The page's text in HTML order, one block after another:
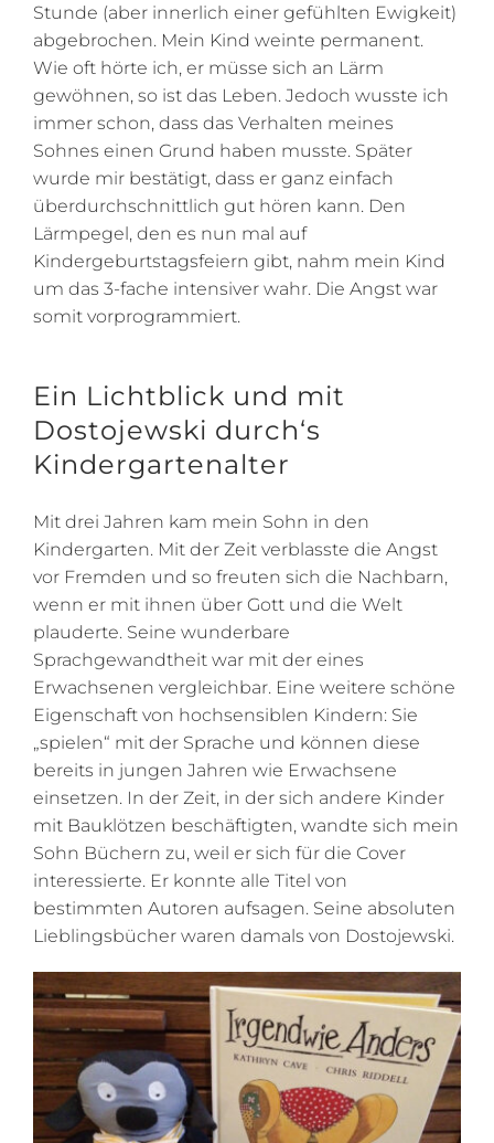
Stunde (aber innerlich einer gefühlten Ewigkeit)
abgebrochen. Mein Kind weinte permanent.
Wie oft hörte ich, er müsse sich an Lärm
gewöhnen, so ist das Leben. Jedoch wusste ich
immer schon, dass das Verhalten meines
Sohnes einen Grund haben musste. Später
wurde mir bestätigt, dass er ganz einfach
überdurchschnittlich gut hören kann. Den
Lärmpegel, den es nun mal auf
Kindergeburtstagsfeiern gibt, nahm mein Kind
um das 3-fache intensiver wahr. Die Angst war
somit vorprogrammiert.
Ein Lichtblick und mit
Dostojewski durch‘s
Kindergartenalter
Mit drei Jahren kam mein Sohn in den
Kindergarten. Mit der Zeit verblasste die Angst
vor Fremden und so freuten sich die Nachbarn,
wenn er mit ihnen über Gott und die Welt
plauderte. Seine wunderbare
Sprachgewandtheit war mit der eines
Erwachsenen vergleichbar. Eine weitere schöne
Eigenschaft von hochsensiblen Kindern: Sie
„spielen“ mit der Sprache und können diese
bereits in jungen Jahren wie Erwachsene
einsetzen. In der Zeit, in der sich andere Kinder
mit Bauklötzen beschäftigten, wandte sich mein
Sohn Büchern zu, weil er sich für die Cover
interessierte. Er konnte alle Titel von
bestimmten Autoren aufsagen. Seine absoluten
Lieblingsbücher waren damals von Dostojewski.